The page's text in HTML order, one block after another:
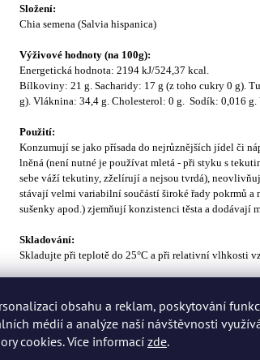
obsahu a reklam, poskytování
médií a analýze naší návštěvnosti
cookies. Více informací zde.
Složení:
Chia semena (Salvia hispanica)
Výživové hodnoty (na 100g):
Energetická hodnota: 2194 kJ/524,37 kcal.
Bílkoviny: 21 g. Sacharidy: 17 g (z toho cukry 0 g).
g). Vláknina: 34,4 g. Cholesterol: 0 g. Sodík: 0,016 g.
Použití:
Konzumují se jako přísada do nejrůznějších jídel či
lněná (není nutné je používat mletá - při styku s
sebe váží tekutiny, zželírují a nejsou tvrdá),
stávají velmi variabilní součástí široké řady pokrmů a
sušenky apod.) zjemňují konzistenci těsta a dodávají
Skladování:
Skladujte při teplotě do 25°C a při relativní vlhkosti
Může obsahovat stopy lepku.